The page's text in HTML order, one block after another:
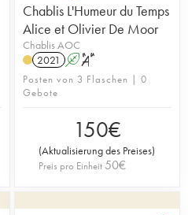
Chablis L'Humeur du Temps
Alice et Olivier De Moor
Chablis AOC
2021 A S
Posten von 3 Flaschen | 0
Gebote
150€
(Aktualisierung des Preises)
Preis pro Einheit 50€